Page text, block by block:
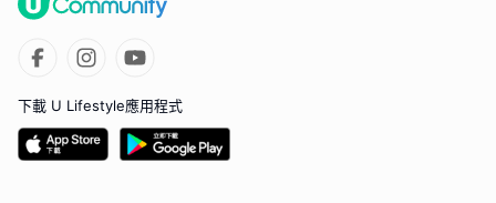
下載 U Lifestyle應用程式